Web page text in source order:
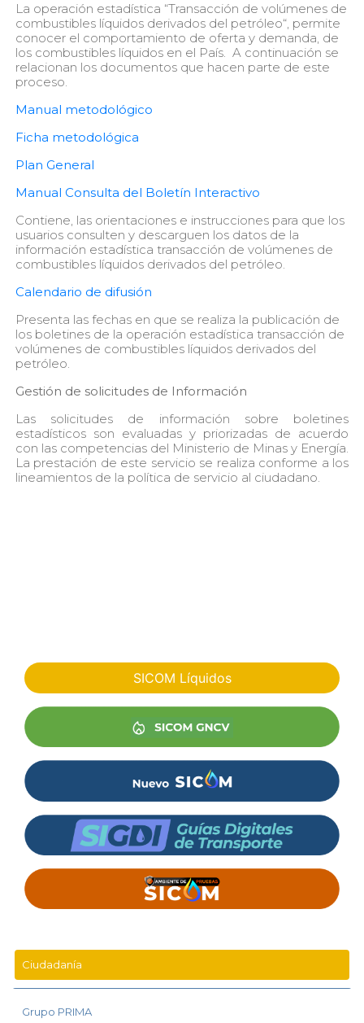
La operación estadística “Transacción de volúmenes de
combustibles líquidos derivados del petróleo“, permite
conocer el comportamiento de oferta y demanda, de
los combustibles líquidos en el País. A continuación se
relacionan los documentos que hacen parte de este
proceso.
Manual metodológico
Ficha metodológica
Plan General
Manual Consulta del Boletín Interactivo
Contiene, las orientaciones e instrucciones para que los
usuarios consulten y descarguen los datos de la
información estadística transacción de volúmenes de
combustibles líquidos derivados del petróleo.
Calendario de difusión
Presenta las fechas en que se realiza la publicación de
los boletines de la operación estadística transacción de
volúmenes de combustibles líquidos derivados del
petróleo.
Gestión de solicitudes de Información
Las solicitudes de información sobre boletines
estadísticos son evaluadas y priorizadas de acuerdo
con las competencias del Ministerio de Minas y Energía.
La prestación de este servicio se realiza conforme a los
lineamientos de la política de servicio al ciudadano.
SICOM Líquidos
Ciudadanía
Grupo PRIMA